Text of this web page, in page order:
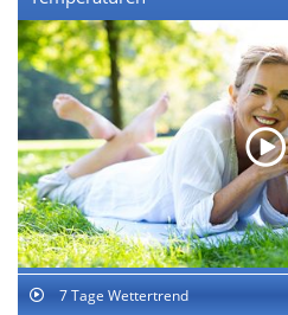
7 Tage Wettertrend